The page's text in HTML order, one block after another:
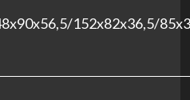
152x82x36,5/